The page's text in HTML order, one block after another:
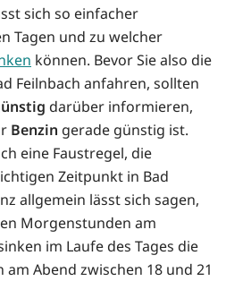
sich so einfacher
Tagen und zu welcher
können. Bevor Sie also die
Feilnbach anfahren, sollten
darüber informieren,
Benzin gerade günstig ist.
eine Faustregel, die
Zeitpunkt in Bad
allgemein lässt sich sagen,
Morgenstunden am
im Laufe des Tages die
am Abend zwischen 18 und 21